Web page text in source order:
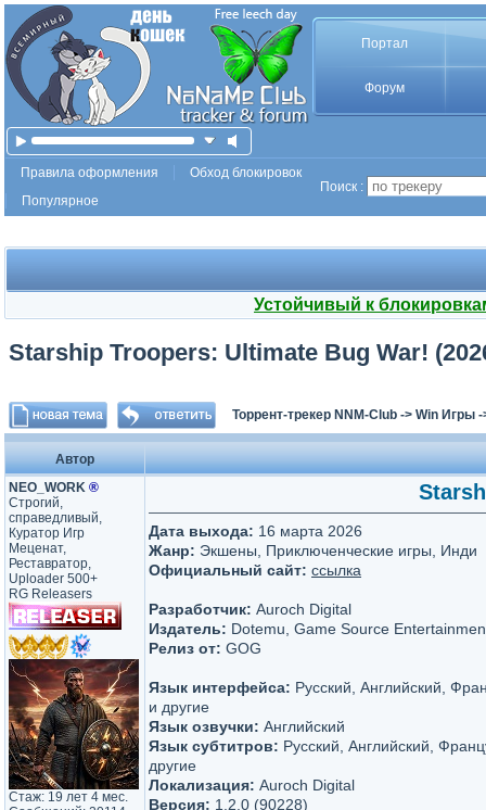
Портал
Форум
Правила оформления
Обход блокировок
Популярное
Поиск :
Устойчивый к
Starship Troopers: Ultimate Bug War!
Торрент-трекер NNM-Club -> Win Игры
Автор
NEO_WORK ®
Строгий,
справедливый,
Куратор Игр
Меценат,
Реставратор,
Uploader 500+
RG Releasers
Стаж: 19 лет 4 мес.
Дата выхода: 16 марта 2026
Жанр: Экшены, Приключенческие игры, Инди
Официальный сайт: ссылка
Разработчик: Auroch Digital
Издатель: Dotemu, Game Source
Релиз от: GOG
Язык интерфейса: Русский, Английский,
и другие
Язык озвучки: Английский
Язык субтитров: Русский, Английский,
другие
Локализация: Auroch Digital
Версия: 1.2.0 (90228)